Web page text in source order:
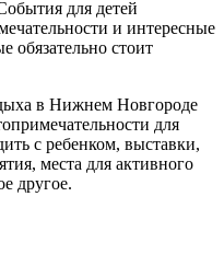
для детей
и интересные
обязательно стоит
в Нижнем Новгороде
для
с ребенком, выставки,
места для активного
другое.